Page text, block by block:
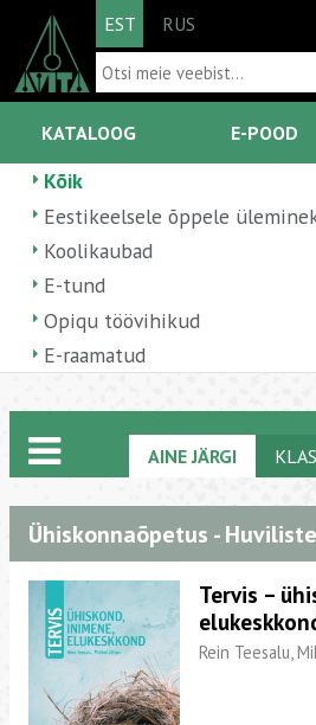
EST RUS
KATALOOG E-POOD
Kõik
Eestikeelsele õppele
Koolikaubad
E-tund
Opiqu töövihikud
E-raamatud
AINE JÄRGI
Ühiskonnaõpetus -
Tervis –
Rein Teesalu,